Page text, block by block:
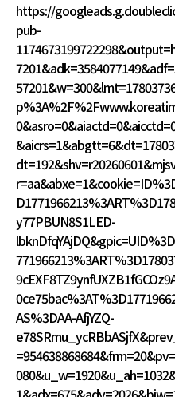
https://
pub-
y77PBUN8S1LED-
AS%3DAA-AfjYZQ-